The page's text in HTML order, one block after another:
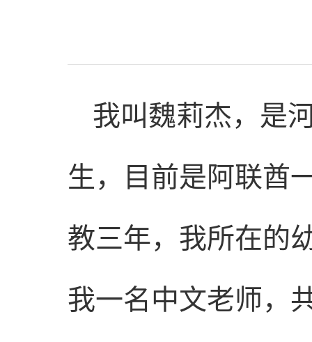
我叫魏莉杰，是
生，目前是阿联酋
教三年，我所在的
我一名中文老师，